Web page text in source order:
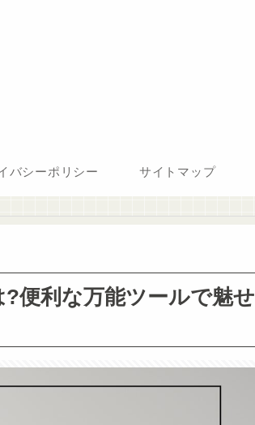
バシーポリシー サイトマップ
便利な万能ツールで魅せ